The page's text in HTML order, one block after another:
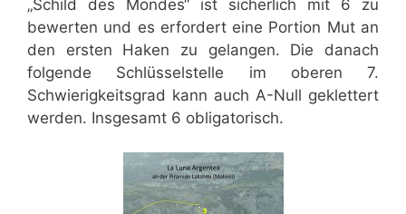
„Schild des Mondes“ ist sicherlich mit 6 zu
bewerten und es erfordert eine Portion Mut an
den ersten Haken zu gelangen. Die danach
folgende Schlüsselstelle im oberen 7.
Schwierigkeitsgrad kann auch A-Null geklettert
werden. Insgesamt 6 obligatorisch.